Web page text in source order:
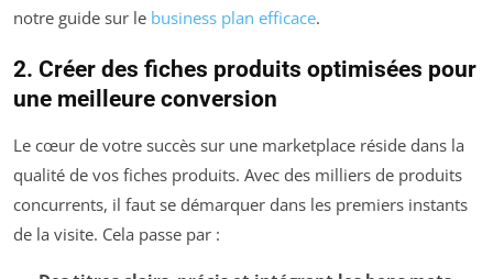
notre guide sur le business plan efficace.
2. Créer des fiches produits optimisées pour
une meilleure conversion
Le cœur de votre succès sur une marketplace réside dans la
qualité de vos fiches produits. Avec des milliers de produits
concurrents, il faut se démarquer dans les premiers instants
de la visite. Cela passe par :